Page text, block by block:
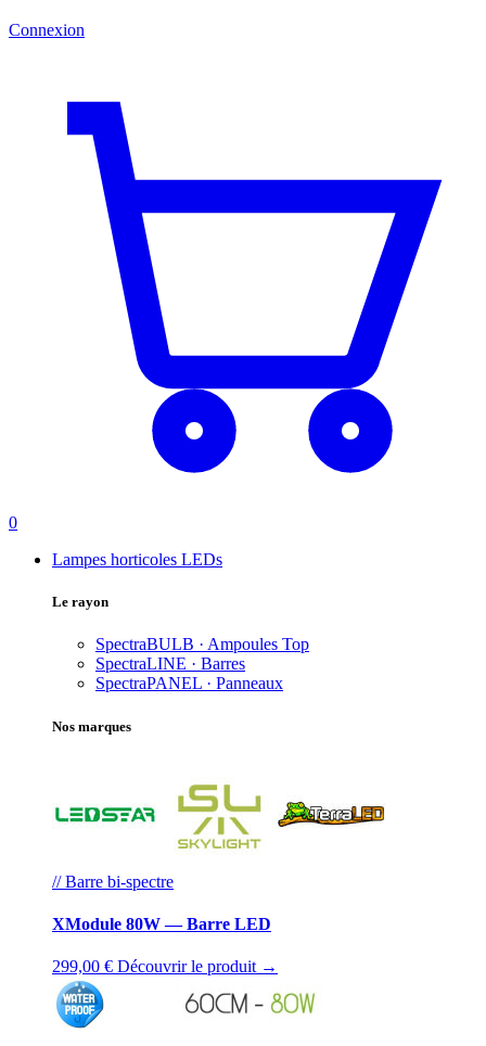
Connexion
0
Lampes horticoles LEDs
Le rayon
SpectraBULB · Ampoules Top
SpectraLINE · Barres
SpectraPANEL · Panneaux
Nos marques
// Barre bi-spectre
XModule 80W — Barre LED
299,00 € Découvrir le produit →